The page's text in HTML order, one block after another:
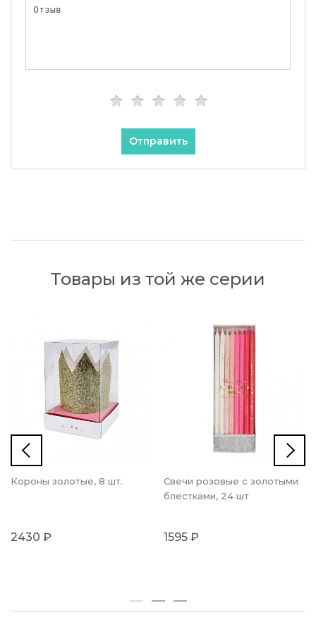
Отправить
Товары из той же серии
Короны золотые, 8 шт.
2430 ₽
Свечи розовые с золотыми
блестками, 24 шт
1595 ₽